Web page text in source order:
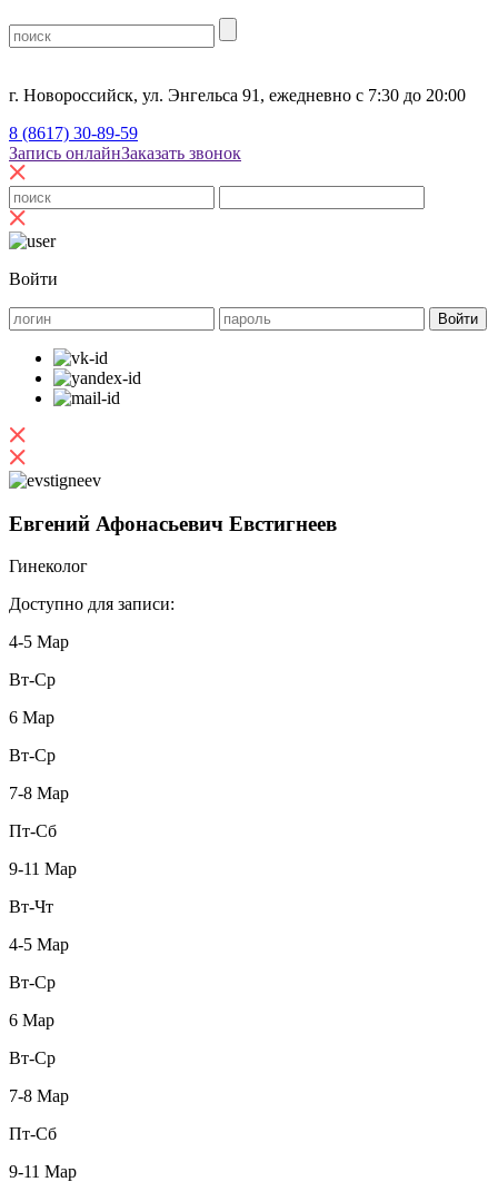
г. Новороссийск, ул. Энгельса 91, ежедневно с 7:30 до 20:00
8 (8617) 30-89-59
Запись онлайнЗаказать звонок
Войти
Евгений Афонасьевич Евстигнеев
Гинеколог
Доступно для записи:
4-5 Мар
Вт-Ср
6 Мар
Вт-Ср
7-8 Мар
Пт-Сб
9-11 Мар
Вт-Чт
4-5 Мар
Вт-Ср
6 Мар
Вт-Ср
7-8 Мар
Пт-Сб
9-11 Мар